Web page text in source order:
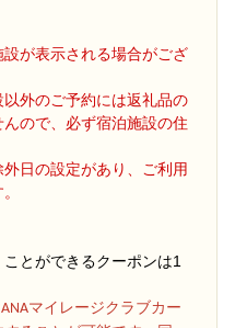
が表示される場合がござ
外のご予約には返礼品の
ので、必ず宿泊施設の住
日の設定があり、ご利用
とができるクーポンは1
マイレージクラブカー